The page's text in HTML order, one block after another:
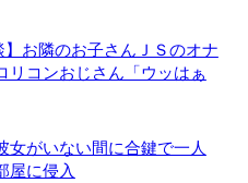
】お隣のお子さんＪＳのオナ
リコンおじさん「ウッはぁ
女がいない間に合鍵で一人
屋に侵入